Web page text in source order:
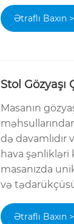
Ətraflı Baxın
Stol Gözyaşı
Masanın
də davamlıdır
hava şənlikləri
masanızda
və tədarükçüsü
Ətraflı Baxın